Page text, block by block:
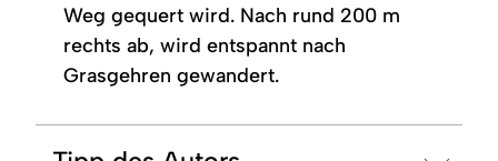
Weg gequert wird. Nach rund 200 m
rechts ab, wird entspannt nach
Grasgehren gewandert.